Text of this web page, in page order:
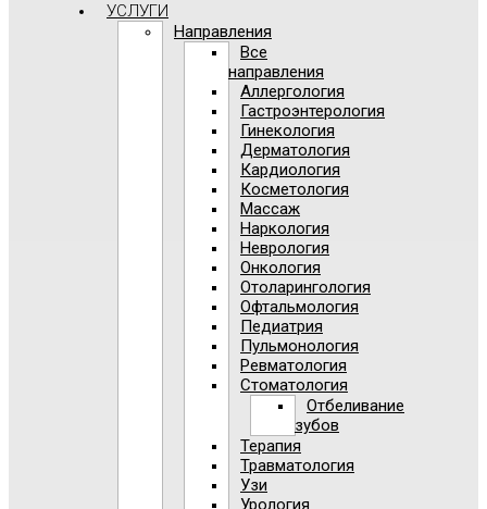
УСЛУГИ
Направления
Все
направления
Аллергология
Гастроэнтерология
Гинекология
Дерматология
Кардиология
Косметология
Массаж
Наркология
Неврология
Онкология
Отоларингология
Офтальмология
Педиатрия
Пульмонология
Ревматология
Стоматология
Отбеливание
зубов
Терапия
Травматология
Узи
Урология